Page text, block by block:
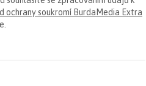
ochrany soukromí BurdaMedia Extra